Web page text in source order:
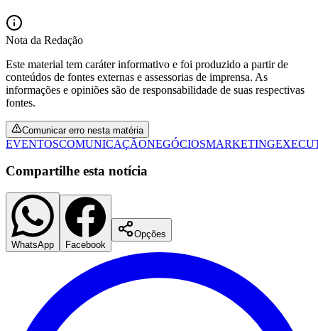
Palmeiras
Nota da Redação
Este material tem caráter informativo e foi produzido a partir de
conteúdos de fontes externas e assessorias de imprensa. As
informações e opiniões são de responsabilidade de suas respectivas
fontes.
Comunicar erro nesta matéria
EVENTOSCOMUNICAÇÃONEGÓCIOSMARKETING
Compartilhe esta notícia
WhatsApp Facebook
Opções